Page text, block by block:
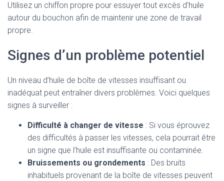
Utilisez un chiffon propre pour essuyer tout excès d’huile
autour du bouchon afin de maintenir une zone de travail
propre.
Signes d’un problème potentiel
Un niveau d’huile de boîte de vitesses insuffisant ou
inadéquat peut entraîner divers problèmes. Voici quelques
signes à surveiller :
Difficulté à changer de vitesse : Si vous éprouvez
des difficultés à passer les vitesses, cela pourrait être
un signe que l’huile est insuffisante ou contaminée.
Bruissements ou grondements : Des bruits
inhabituels provenant de la boîte de vitesses peuvent